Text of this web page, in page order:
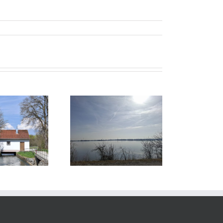
durch das
Jahr – April 2026
Astrologisch durch das
Jahr – August 2026